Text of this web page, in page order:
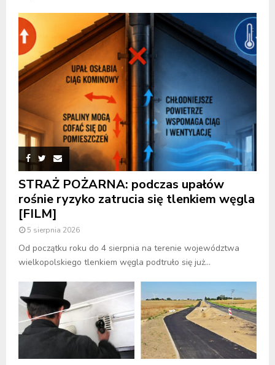
STRAŻ POŻARNA: podczas upałów
rośnie ryzyko zatrucia się tlenkiem węgla
[FILM]
5 sierpnia 2026
Od początku roku do 4 sierpnia na terenie województwa
wielkopolskiego tlenkiem węgla podtruło się już...